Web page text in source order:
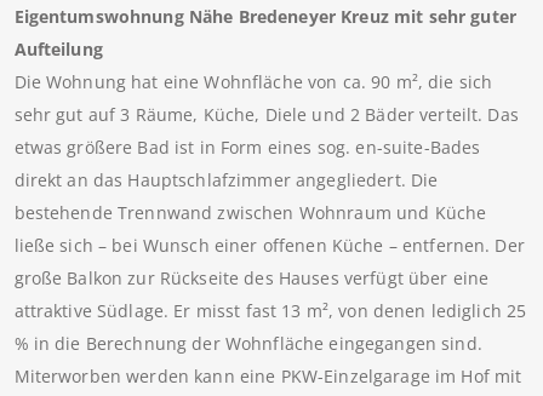
Eigentumswohnung Nähe Bredeneyer Kreuz mit sehr guter
Aufteilung
Die Wohnung hat eine Wohnfläche von ca. 90 m², die sich
sehr gut auf 3 Räume, Küche, Diele und 2 Bäder verteilt. Das
etwas größere Bad ist in Form eines sog. en-suite-Bades
direkt an das Hauptschlafzimmer angegliedert. Die
bestehende Trennwand zwischen Wohnraum und Küche
ließe sich – bei Wunsch einer offenen Küche – entfernen. Der
große Balkon zur Rückseite des Hauses verfügt über eine
attraktive Südlage. Er misst fast 13 m², von denen lediglich 25
% in die Berechnung der Wohnfläche eingegangen sind.
Miterworben werden kann eine PKW-Einzelgarage im Hof mit